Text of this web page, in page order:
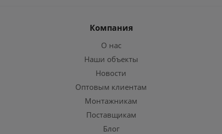
Компания
О нас
Наши объекты
Новости
Оптовым клиентам
Монтажникам
Поставщикам
Блог